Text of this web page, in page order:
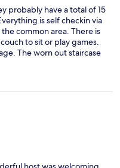
probably have a total of 15
is self checkin via
common area. There is
to sit or play games.
The worn out staircase
If you have a heavy
a real key, that you get
table, it feld tiny and
free wifi. The
The yellow color of the
makes for an
buffet wasn't bad.
on the phone with a